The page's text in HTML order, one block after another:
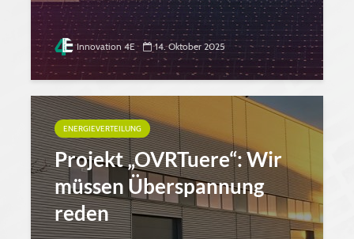
Innovation 4E 14. Oktober 2025
ENERGIEVERTEILUNG
Projekt „OVRTuere“: Wir
müssen Überspannung
reden